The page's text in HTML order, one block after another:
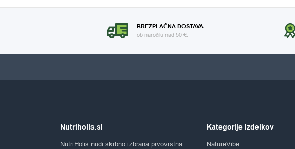
BREZPLAČNA DOSTAVA
ob naročilu nad 50 €.
Nutriholis.si
NutriHolis nudi skrbno izbrana prvovrstna
Kategorije izdelkov
NatureVibe